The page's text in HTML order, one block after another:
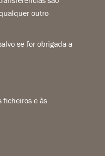
outro
se for obrigada a
ficheiros e às